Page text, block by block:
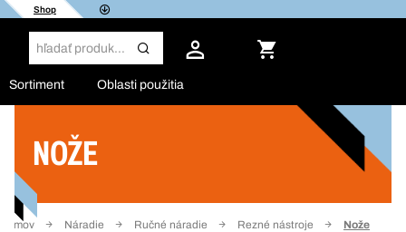
Shop
Sortiment Oblasti použitia
NOŽE
Domov Náradie Ručné náradie Rezné nástroje Nože
Filter